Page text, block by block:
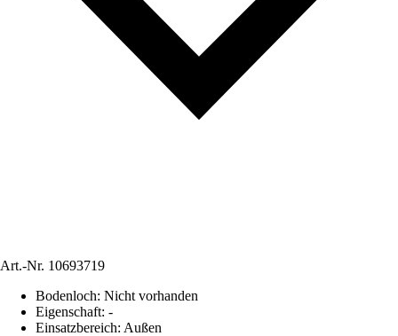
Art.-Nr. 10693719
Bodenloch: Nicht vorhanden
Eigenschaft: -
Einsatzbereich: Außen